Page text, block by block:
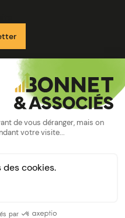
de confidentialité